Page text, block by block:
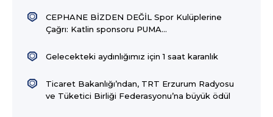
CEPHANE BİZDEN DEĞİL Spor Kulüplerine
Çağrı: Katlin sponsoru PUMA...
Gelecekteki aydınlığımız için 1 saat karanlık
Ticaret Bakanlığı’ndan, TRT Erzurum Radyosu
ve Tüketici Birliği Federasyonu’na büyük ödül